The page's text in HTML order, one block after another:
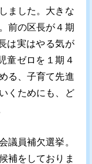
ました。大きな
前の区長が４期
は実はやる気が
童ゼロを１期４
る、子育て先進
くためにも、ど
議員補欠選挙。
補をしておりま